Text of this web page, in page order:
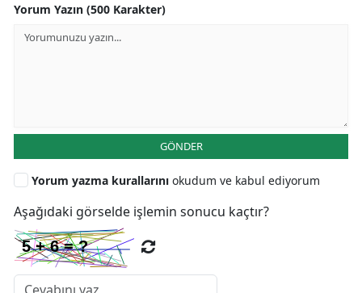
Yorum Yazın (500 Karakter)
GÖNDER
Yorum yazma kurallarını okudum ve kabul ediyorum
Aşağıdaki görselde işlemin sonucu kaçtır?